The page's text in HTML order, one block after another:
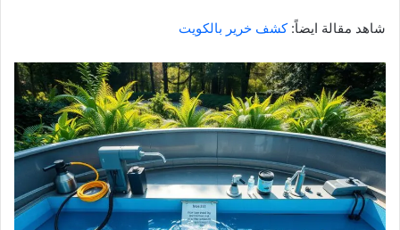
شاهد مقالة ايضاً:كشف خرير بالكويت